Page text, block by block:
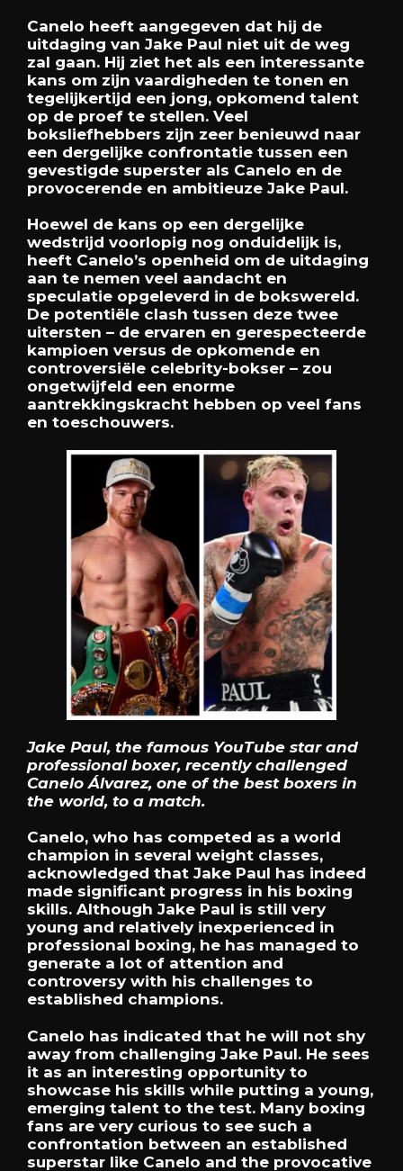
Canelo heeft aangegeven dat hij de
uitdaging van Jake Paul niet uit de weg
zal gaan. Hij ziet het als een interessante
kans om zijn vaardigheden te tonen en
tegelijkertijd een jong, opkomend talent
op de proef te stellen. Veel
boksliefhebbers zijn zeer benieuwd naar
een dergelijke confrontatie tussen een
gevestigde superster als Canelo en de
provocerende en ambitieuze Jake Paul.
Hoewel de kans op een dergelijke
wedstrijd voorlopig nog onduidelijk is,
heeft Canelo’s openheid om de uitdaging
aan te nemen veel aandacht en
speculatie opgeleverd in de bokswereld.
De potentiële clash tussen deze twee
uitersten – de ervaren en gerespecteerde
kampioen versus de opkomende en
controversiële celebrity-bokser – zou
ongetwijfeld een enorme
aantrekkingskracht hebben op veel fans
en toeschouwers.
Jake Paul, the famous YouTube star and
professional boxer, recently challenged
Canelo Álvarez, one of the best boxers in
the world, to a match.
Canelo, who has competed as a world
champion in several weight classes,
acknowledged that Jake Paul has indeed
made significant progress in his boxing
skills. Although Jake Paul is still very
young and relatively inexperienced in
professional boxing, he has managed to
generate a lot of attention and
controversy with his challenges to
established champions.
Canelo has indicated that he will not shy
away from challenging Jake Paul. He sees
it as an interesting opportunity to
showcase his skills while putting a young,
emerging talent to the test. Many boxing
fans are very curious to see such a
confrontation between an established
superstar like Canelo and the provocative